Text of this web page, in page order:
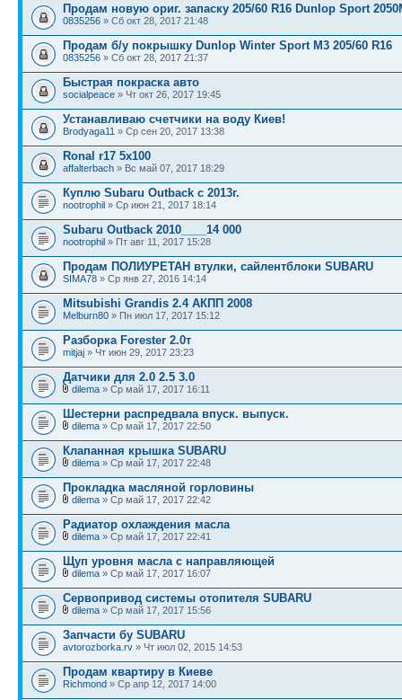
Продам новую ориг. запаску 205/60 R16 Dunlop Sport
0835256 » Сб окт 28, 2017 21:48
Продам б/у покрышку Dunlop Winter Sport M3 205/60 R16
0835256 » Сб окт 28, 2017 21:37
Быстрая покраска авто
socialpeace » Чт окт 26, 2017 19:45
Устанавливаю счетчики на воду Киев!
Brodyaga11 » Ср сен 20, 2017 13:38
Ronal r17 5x100
affalterbach » Вс май 07, 2017 18:29
Куплю Subaru Outback с 2013г.
nootrophil » Ср июн 21, 2017 18:14
Subaru Outback 2010____14 000
nootrophil » Пт авг 11, 2017 15:28
Продам ПОЛИУРЕТАН втулки, сайлентблоки SUBARU
SIMA78 » Ср янв 27, 2016 14:14
Mitsubishi Grandis 2.4 АКПП 2008
Melburn80 » Пн июл 17, 2017 15:12
Разборка Forester 2.0т
mitjaj » Чт июн 29, 2017 23:23
Датчики для 2.0 2.5 3.0
dilema » Ср май 17, 2017 16:11
Шестерни распредвала впуск. выпуск.
dilema » Ср май 17, 2017 22:50
Клапанная крышка SUBARU
dilema » Ср май 17, 2017 22:48
Прокладка масляной горловины
dilema » Ср май 17, 2017 22:42
Радиатор охлаждения масла
dilema » Ср май 17, 2017 22:41
Щуп уровня масла с направляющей
dilema » Ср май 17, 2017 16:07
Сервопривод системы отопителя SUBARU
dilema » Ср май 17, 2017 15:56
Запчасти бу SUBARU
avtorozborka.rv » Чт июл 02, 2015 14:53
Продам квартиру в Киеве
Richmond » Ср апр 12, 2017 14:00